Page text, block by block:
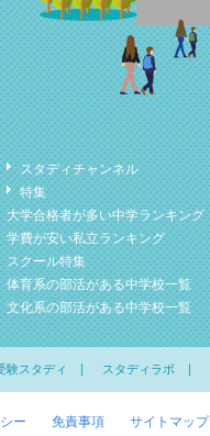
スタディチャンネル
特集
大学合格者が多い中学ランキング
学費が安い私立ランキング
スクール特集
体育系の部活がある中学校一覧
文化系の部活がある中学校一覧
験スタディ スタディラボ
ー 免責事項 サイトマップ